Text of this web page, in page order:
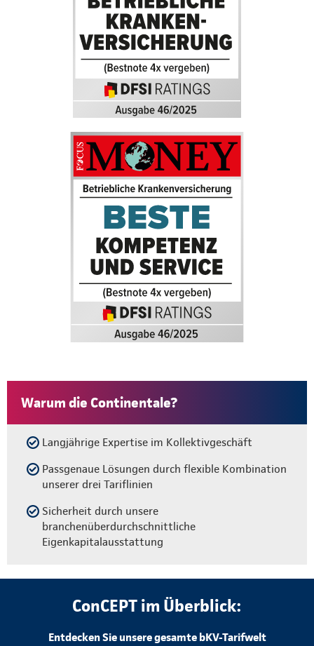
Warum die Continentale?
Langjährige Expertise im Kollektivgeschäft
Passgenaue Lösungen durch flexible Kombination
unserer drei Tariflinien
Sicherheit durch unsere
branchenüberdurchschnittliche
Eigenkapitalausstattung
ConCEPT im Überblick:
Entdecken Sie unsere gesamte bKV-Tarifwelt